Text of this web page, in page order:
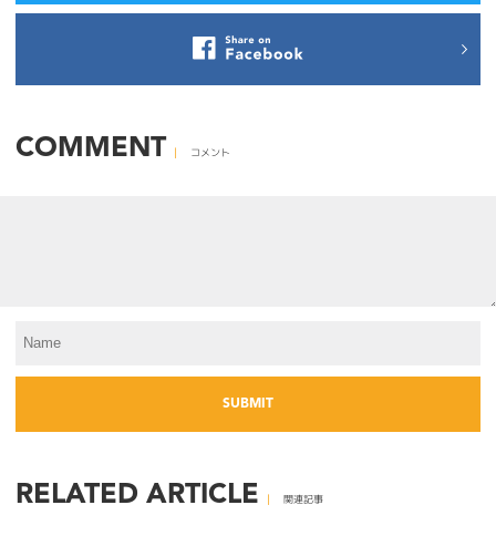
COMMENT コメント
RELATED ARTICLE 関連記事